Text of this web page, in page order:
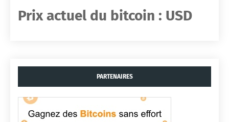
Prix ​​actuel du bitcoin : USD
PARTENAIRES